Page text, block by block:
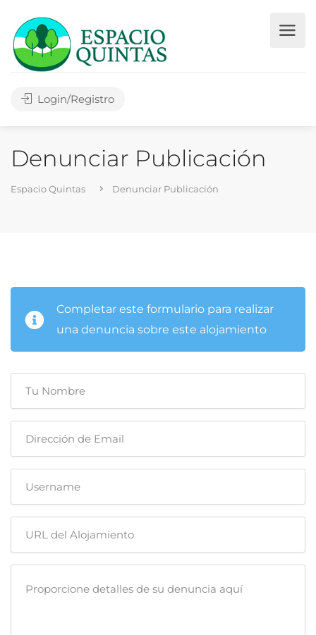
Login/Registro
Denunciar Publicación
Espacio Quintas Denunciar Publicación
Completar este formulario para realizar
una denuncia sobre este alojamiento